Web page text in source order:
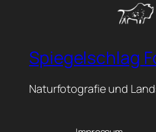
Spiegelschlag
Naturfotografie und